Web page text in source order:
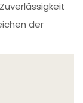
der